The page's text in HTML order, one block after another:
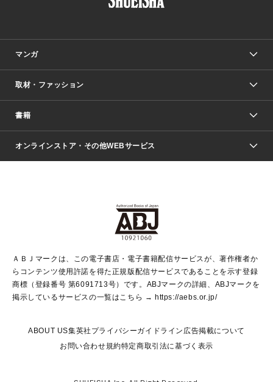
マンガ
少年マンガ
Vジャンプ
ジャンプルーキー！
ジャンプTOON
S-MANGA
集英社ジャンプリミックス
集英社コミック文庫
週刊ヤングジャンプ
ウルトラジャンプ
少女マンガ
リマコミ＋
マンガMeets
月刊オフィスユー
取材・ファッション
Seventeen
LEE
Marisol
T JAPAN:The New York Times Style Magazine
芸能・情報・スポーツ
パラスポ＋！
書籍
文芸・文庫・総合
青春と読書
アジア人物史
集英社新書
集英社新書プラス
よみタイ
ライトノベル・ノベライズ
集英社Webマガジン Cobalt
集英社オレンジ文庫
シフォン文庫
JUMP j BOOKS
集英社みらい文庫
S-KIDS.LAND
オンラインストア・その他WEBサービス
SHUEISHA MANGA-ART HERITAGE
HAPPY PLUS STORE
shueisha vox
SHOP Marisol
EDITOR'S LAB
ＡＢＪマークは、この電子書店・電子書籍配信サービスが、著作権者か
らコンテンツ使用許諾を得た正規版配信サービスであることを示す登録
商標（登録番号 第6091713号）です。ABJマークの詳細、ABJマークを
掲示しているサービスの一覧はこちら → https://aebs.or.jp/
ABOUT US集英社プライバシーガイドライン 広告掲載について
お問い合わせ規約特定商取引法に基づく表示